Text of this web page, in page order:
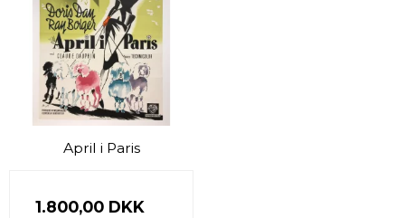
April i Paris
1.800,00 DKK